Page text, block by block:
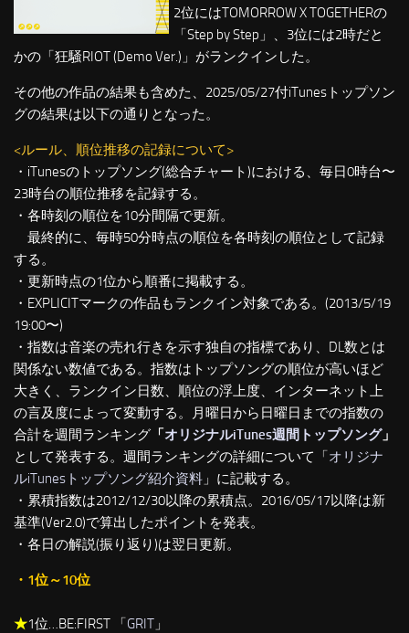
2位にはTOMORROW X TOGETHERの
「Step by Step」、3位には2時だと
かの「狂騒RIOT (Demo Ver.)」がランクインした。
その他の作品の結果も含めた、2025/05/27付iTunesトップソン
グの結果は以下の通りとなった。
<ルール、順位推移の記録について>
・iTunesのトップソング(総合チャート)における、毎日0時台〜
23時台の順位推移を記録する。
・各時刻の順位を10分間隔で更新。
最終的に、毎時50分時点の順位を各時刻の順位として記録
する。
・更新時点の1位から順番に掲載する。
・EXPLICITマークの作品もランクイン対象である。(2013/5/19
19:00〜)
・指数は音楽の売れ行きを示す独自の指標であり、DL数とは
関係ない数値である。指数はトップソングの順位が高いほど
大きく、ランクイン日数、順位の浮上度、インターネット上
の言及度によって変動する。月曜日から日曜日までの指数の
合計を週間ランキング 「オリジナルiTunes週間トップソング」
として発表する。週間ランキングの詳細について「オリジナ
ルiTunesトップソング紹介資料 」に記載する。
・累積指数は2012/12/30以降の累積点。2016/05/17以降は新
基準(Ver2.0)で算出したポイントを発表。
・各日の解説(振り返り)は翌日更新。
・1位～10位
★1位…BE:FIRST 「GRIT 」